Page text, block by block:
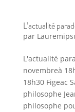
L’actualité
par
L'actualité
novembreà
18h30 Figeac
philosophe
philosophe